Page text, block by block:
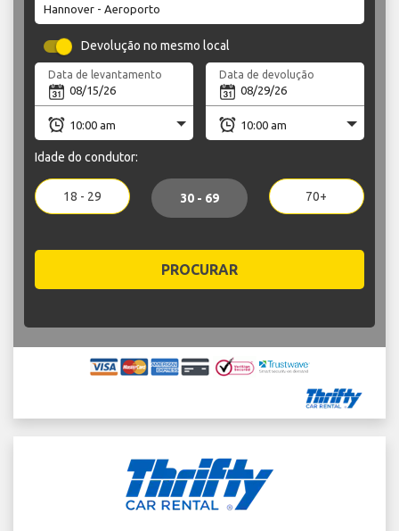
Devolução no mesmo local
Data de levantamento Data de devolução
Idade do condutor:
18 - 29 30 - 69 70+
PROCURAR